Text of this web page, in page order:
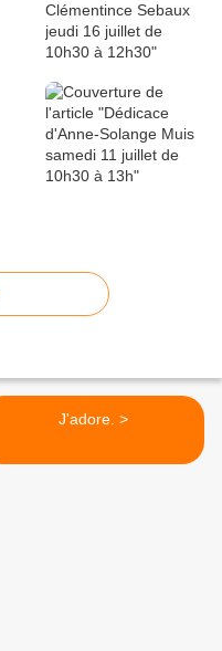
J'adore. >